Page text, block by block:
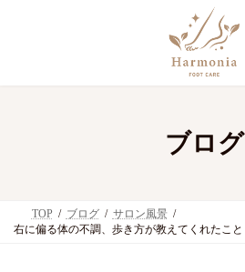
ブログ
TOP ブログ
サロン風景
右に偏る体の不調、歩き方が教えてくれたこと